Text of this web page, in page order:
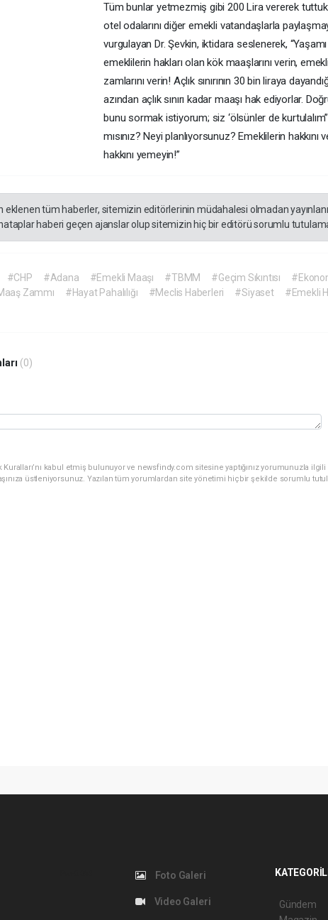
Tüm bunlar yetmezmiş gibi 200 Lira vererek
otel odalarını diğer emekli vatandaşlarla
vurgulayan Dr. Şevkin, iktidara seslenerek,
emeklilerin hakları olan kök maaşlarını verin,
zamlarını verin! Açlık sınırının 30 bin liraya
azından açlık sınırı kadar maaşı hak ediyorlar.
bunu sormak istiyorum; siz ‘ölsünler de kurtulalım”
mısınız? Neyi planlıyorsunuz? Emeklilerin hakkını
hakkını yemeyin!”
eklenen tüm haberler, sitemizin editörlerinin müdahalesi olmadan
haberi geçen ajanslar olup sitemizin hiç bir editörü sorumlu
#CHP #Adana #Emekli Maaşı #TBMM #Geçim Sıkıntısı
Zammı #Hayat Pahalılığı #Meclis Haberleri #Siyaset
#Emekli
(0)
kabul etmiş bulunuyor ve newsfindy.com sitesine yaptığınız yorumunuzla ilgili
üstleniyorsunuz. Yazılan tüm yorumlardan site yönetimi hiçbir şekilde sorumlu
Foto Galeri
Video Galeri
Gündem